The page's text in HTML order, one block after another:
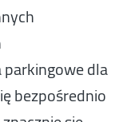
dla
bezpośrednio